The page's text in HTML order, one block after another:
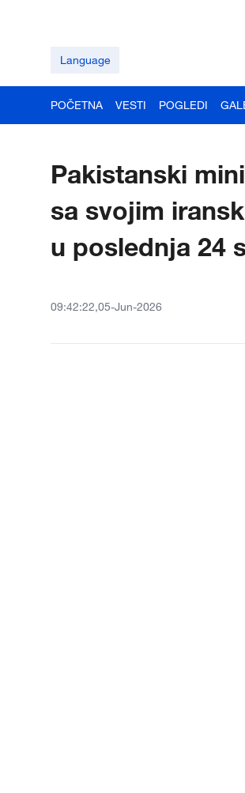
Language
POČETNA VESTI POGLEDI
Pakistanski
sa svojim
u poslednja 24
09:42:22,05-Jun-2026